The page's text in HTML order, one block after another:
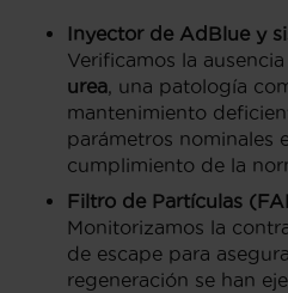
Inyector de AdBlue y
Verificamos la
urea , una patología
mantenimiento
parámetros nominales
cumplimiento de la
Filtro de Partículas
Monitorizamos la
de escape para
regeneración se han